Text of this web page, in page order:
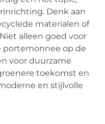
Denk aan
materialen of
alleen goed voor
portemonnee op de
voor duurzame
toekomst en
en stijlvolle